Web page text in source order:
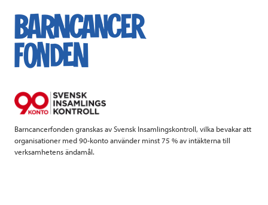
e
b
k
t
t
k
e
Barncancerfonden granskas av Svensk Insamlingskontroll, vilka bevakar att
organisationer med 90-konto använder minst 75 % av intäkterna till
verksamhetens ändamål.